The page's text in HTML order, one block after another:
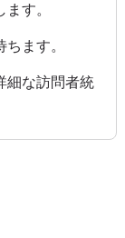
す。
ます。
細な訪問者統